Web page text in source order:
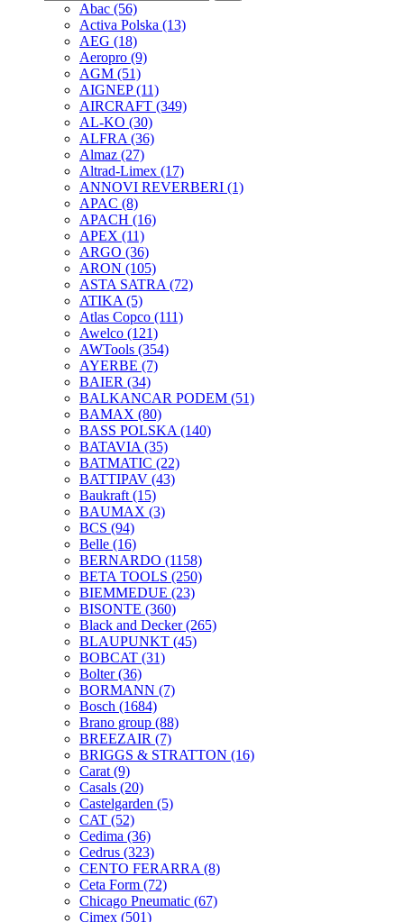
Abac (56)
Activa Polska (13)
AEG (18)
Aeropro (9)
AGM (51)
AIGNEP(11)
AIRCRAFT (349)
AL-KO (30)
ALFRA (36)
Almaz (27)
Altrad-Limex (17)
ANNOVI REVERBERI (1)
APAC (8)
APACH (16)
APEX (11)
ARGO (36)
ARON (105)
ASTA SATRA (72)
ATIKA (5)
Atlas Copco (111)
Awelco (121)
AWTools (354)
AYERBE (7)
BAIER (34)
BALKANCAR PODEM (51)
BAMAX (80)
BASS POLSKA (140)
BATAVIA (35)
BATMATIC (22)
BATTIPAV (43)
Baukraft (15)
BAUMAX (3)
BCS (94)
Belle (16)
BERNARDO (1158)
BETA TOOLS (250)
BIEMMEDUE (23)
BISONTE (360)
Black and Decker(265)
BLAUPUNKT (45)
BOBCAT (31)
Bolter(36)
BORMANN (7)
Bosch (1684)
Brano group (88)
BREEZAIR (7)
BRIGGS & STRATTON (16)
Carat (9)
Casals (20)
Castelgarden (5)
CAT (52)
Cedima (36)
Cedrus (323)
CENTO FERARRA (8)
Ceta Form (72)
Chicago Pneumatic (67)
Cimex (501)